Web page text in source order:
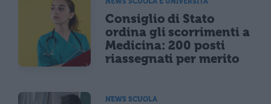
Consiglio di Stato
ordina gli scorrimenti a
Medicina: 200 posti
riassegnati per merito
NEWS SCUOLA